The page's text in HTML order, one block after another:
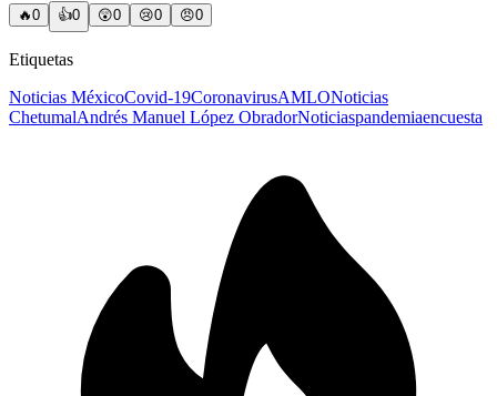
🔥0 👍0 😲0 😢0 😠0
Etiquetas
Noticias MéxicoCovid-19CoronavirusAMLONoticias
ChetumalAndrés Manuel López ObradorNoticiaspandemiaencuesta